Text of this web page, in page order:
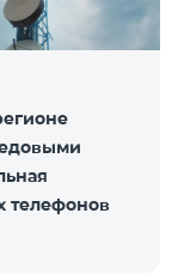
телефонов